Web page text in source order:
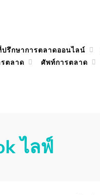
ปรึกษาการตลาดออนไลน์
ตลาด
ศัพท์การตลาด
ไลฟ์